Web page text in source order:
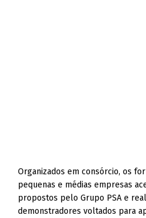
Organizados em consórcio, os
pequenas e médias empresas
propostos pelo Grupo PSA e
demonstradores voltados para